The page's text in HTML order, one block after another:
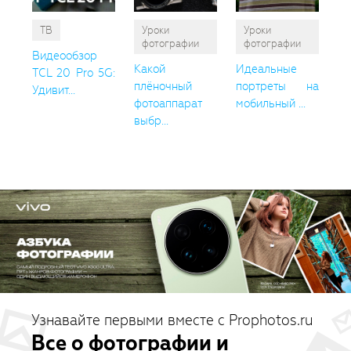
ТВ
Видеообзор
TCL 20 Pro 5G:
Удивит...
Уроки
фотографии
Какой
плёночный
фотоаппарат
выбр...
Уроки
фотографии
Идеальные
портреты на
мобильный ...
Узнавайте первыми вместе с Prophotos.ru
Все о фотографии и